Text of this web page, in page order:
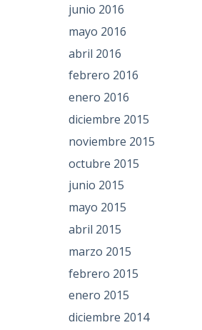
junio 2016
mayo 2016
abril 2016
febrero 2016
enero 2016
diciembre 2015
noviembre 2015
octubre 2015
junio 2015
mayo 2015
abril 2015
marzo 2015
febrero 2015
enero 2015
diciembre 2014